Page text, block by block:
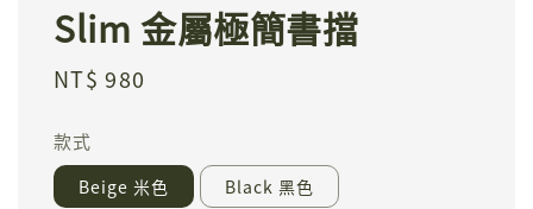
Slim 金屬極簡書擋
Regular
NT$ 980
款式
Beige 米色 Black 黑色